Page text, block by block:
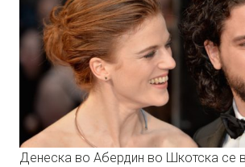
Денеска во Абердин во Шкотска се